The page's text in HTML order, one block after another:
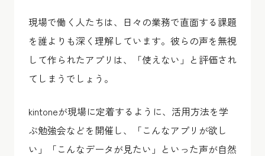
現場で働く人たちは、日々の業務で直面する課題
を誰よりも深く理解しています。彼らの声を無視
して作られたアプリは、「使えない」と評価され
てしまうでしょう。
kintoneが現場に定着するように、活用方法を学
ぶ勉強会などを開催し、「こんなアプリが欲し
い」「こんなデータが見たい」といった声が自然